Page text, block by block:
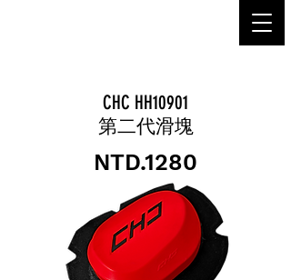
CHC HH10901
第二代滑塊
NTD.1280